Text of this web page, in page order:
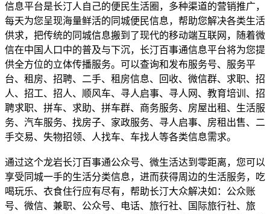
信息平台是长汀人自己的便民生活圈，多种渠道的营销推广，
每天为您呈现海量鲜活的同城便民信息，帮助您解决各类生活
供求，把传统的同城信息搬到了现代的移动端互联网，随着微
信在中国人口中的普及与下沉，长汀百事通信息平台将为您提
供全方位的立体传播服务。可以查询和发布服务号、服务平
台、租房、招聘、二手、租房信息、回收、微信群、求职、招
人、招工、招人、顺风车、寻人启事、寻人网、教育培训、招
聘求职、拼车、求助、拼车群、商务服务、房屋出租、生活服
务、汽车服务、找房子、家政服务、寻人启事、房租出售、二
手交易、失物招领、人找车、车找人等各类信息需求。
通过这个龙岩长汀百事通公众号、微生活达到零距离，您可以
享受同城一手的生活分类信息，进而获得周边的生活服务，吃
喝玩乐、衣食住行应有尽有，帮助长汀大众解决如：公众账
号、微信、兼职、公众号、电话、旅行社、国际旅行社、旅